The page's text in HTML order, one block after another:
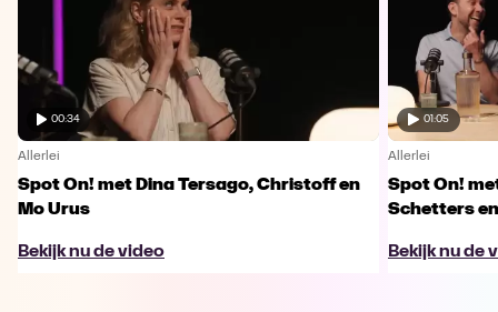
00:34
Allerlei
Spot On! met Dina Tersago, Christoff en
Mo Urus
Bekijk nu de video
01:05
Allerlei
Spot On!
Schetters
Bekijk nu de